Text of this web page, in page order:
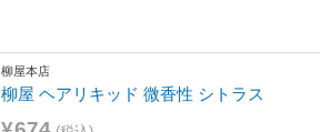
柳屋本店
柳屋 ヘアリキッド 微香性 シトラス